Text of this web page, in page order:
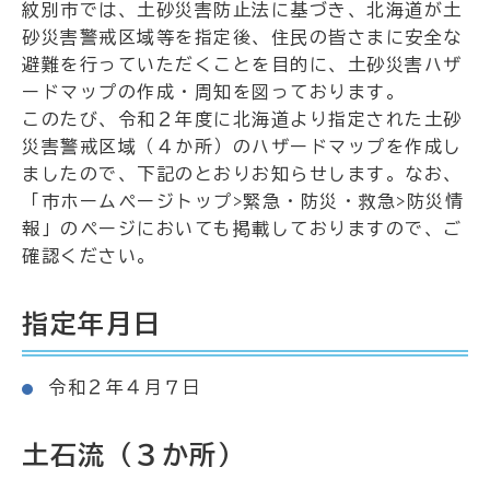
紋別市では、土砂災害防止法に基づき、北海道が土
砂災害警戒区域等を指定後、住民の皆さまに安全な
避難を行っていただくことを目的に、土砂災害ハザ
ードマップの作成・周知を図っております。
このたび、令和２年度に北海道より指定された土砂
災害警戒区域（４か所）のハザードマップを作成し
ましたので、下記のとおりお知らせします。なお、
「市ホームページトップ>緊急・防災・救急>防災情
報」のページにおいても掲載しておりますので、ご
確認ください。
指定年月日
令和２年４月７日
土石流（３か所）